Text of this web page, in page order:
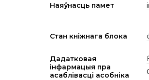
Наяўнасць памет
Стан кніжнага блока
Дадатковая
інфармацыя пра
асаблівасці асобніка